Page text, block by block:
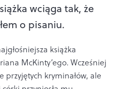
wciąga tak, że
o pisaniu.
książka
McKinty’ego. Wcześniej
przyjętych kryminałów, ale